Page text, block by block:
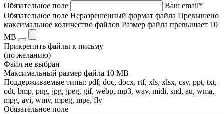
Обязательное поле
Ваш email*
Обязательное поле Неразрешенный формат файла Превышено
максимальное количество файлов Размер файла превышает 10
MB
Прикрепить файлы к письму
(по желанию)
Файл не выбран
Максимальный размер файла 10 MB
Поддерживаемые типы: pdf, doc, docx, rtf, xls, xlsx, csv, ppt, txt,
odt, bmp, png, jpg, jpeg, gif, webp, mp3, wav, midi, snd, au, wma,
mpg, avi, wmv, mpeg, mpe, flv
Обязательное поле